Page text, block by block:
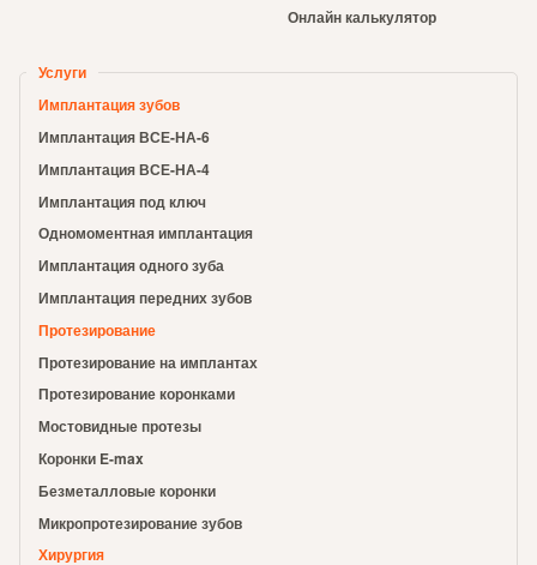
Онлайн калькулятор
Услуги
Имплантация зубов
Имплантация ВСЕ-НА-6
Имплантация ВСЕ-НА-4
Имплантация под ключ
Одномоментная имплантация
Имплантация одного зуба
Имплантация передних зубов
Протезирование
Протезирование на имплантах
Протезирование коронками
Мостовидные протезы
Коронки E-max
Безметалловые коронки
Микропротезирование зубов
Хирургия